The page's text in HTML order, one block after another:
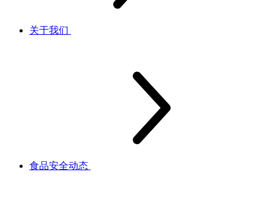
关于我们
食品安全动态